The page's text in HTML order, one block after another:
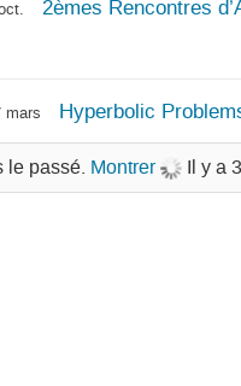
2èmes Rencontres
mars Hyperbolic
le passé. Montrer Il y a